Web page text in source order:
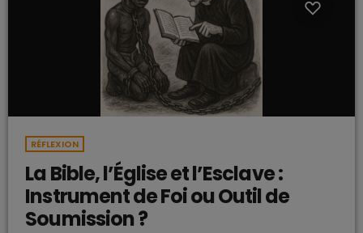
RÉFLEXION
La Bible, l’Église et l’Esclave :
Instrument de Foi ou Outil de
Soumission ?